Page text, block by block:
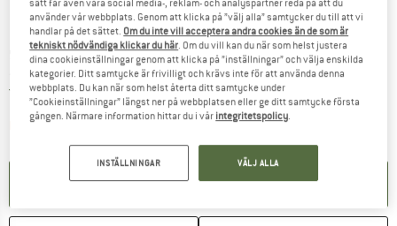
Pris:
99,95€ inkl. moms
KR1.094,00
Fraktfri (SE)Sverige. Information om fraktkostnader. Öppnas
Produkten är för tillfället tyvärr slutsåldLänken öppnas i en inforuta och
SKAPA AVISERING
sätt får även våra social media-, reklam- och analyspartner reda på att du
använder vår webbplats. Genom att klicka på ”välj alla” samtycker du till att vi
handlar på det sättet. Om du inte vill acceptera andra cookies än de som är
tekniskt nödvändiga klickar du här. Om du vill kan du när som helst justera
dina cookieinställningar genom att klicka på ”inställningar” och välja enskilda
kategorier. Ditt samtycke är frivilligt och krävs inte för att använda denna
webbplats. Du kan när som helst återta ditt samtycke under
”Cookieinställningar” längst ner på webbplatsen eller ge ditt samtycke första
gången. Närmare information hittar du i vår integritetspolicy.
INSTÄLLNINGAR VÄLJ ALLA